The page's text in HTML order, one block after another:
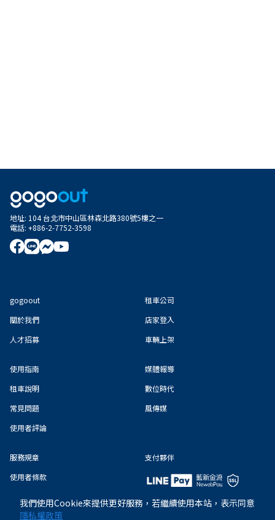
地址: 104 台北市中山區林森北路380號5樓之一
電話: +886-2-7752-3598
gogoout
關於我們
人才招募
租車公司
店家登入
車輛上架
使用指南
租車說明
常見問題
使用者評論
媒體報導
數位時代
風傳媒
服務規章
使用者條款
支付夥伴
我們使用Cookie來提供更好服務，若繼續使用本站，表示同意
隱私權政策